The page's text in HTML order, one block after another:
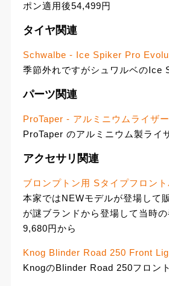
ポン適用後54,499円
タイヤ関連
Schwalbe - Ice Spiker Pro
季節外れですがシュワルベのIce
パーツ関連
ProTaper - アルミニウムライザ
ProTaper のアルミニウム製ライ
アクセサリ関連
ブロンプトン用 Sタイプフロン
本家ではNEWモデルが登場して
が謎ブランドから登場して当時
9,680円から
Knog Blinder Road 250 Front
KnogのBlinder Road 250フロン